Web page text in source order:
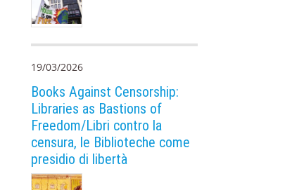
19/03/2026
Books Against Censorship:
Libraries as Bastions of
Freedom/Libri contro la
censura, le Biblioteche come
presidio di libertà